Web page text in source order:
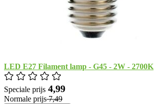
LED E27 Filament lamp - G45 - 2W - 2700K
Speciale prijs ​ 4,99
Normale prijs​ 7,49